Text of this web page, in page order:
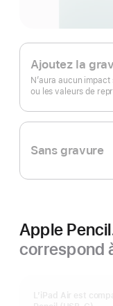
Ajoutez la
N’aura aucun
ou les valeurs de
Sans gravure
Apple
correspond